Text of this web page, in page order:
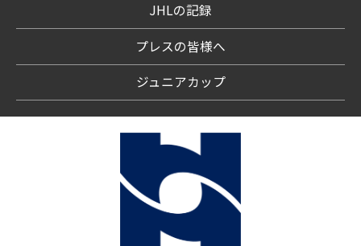
JHLの記録
プレスの皆様へ
ジュニアカップ